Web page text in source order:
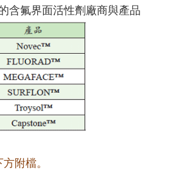
含氟界面活性劑廠商與產品
附檔。